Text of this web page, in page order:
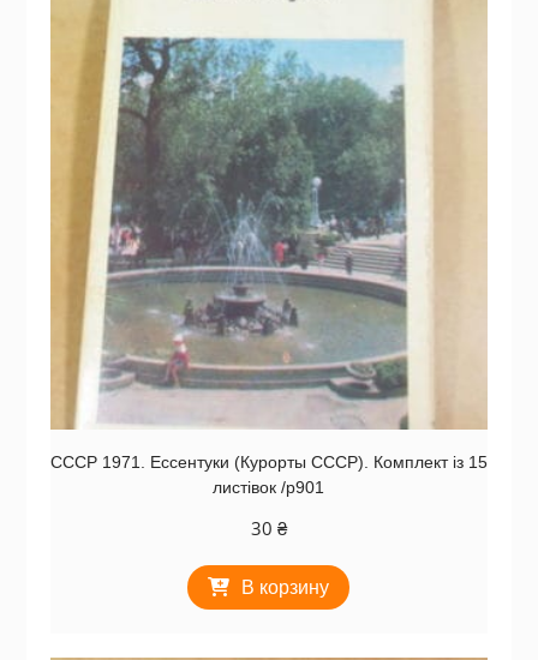
СССР 1971. Ессентуки (Курорты СССР). Комплект із 15
листівок /р901
30 ₴
В корзину